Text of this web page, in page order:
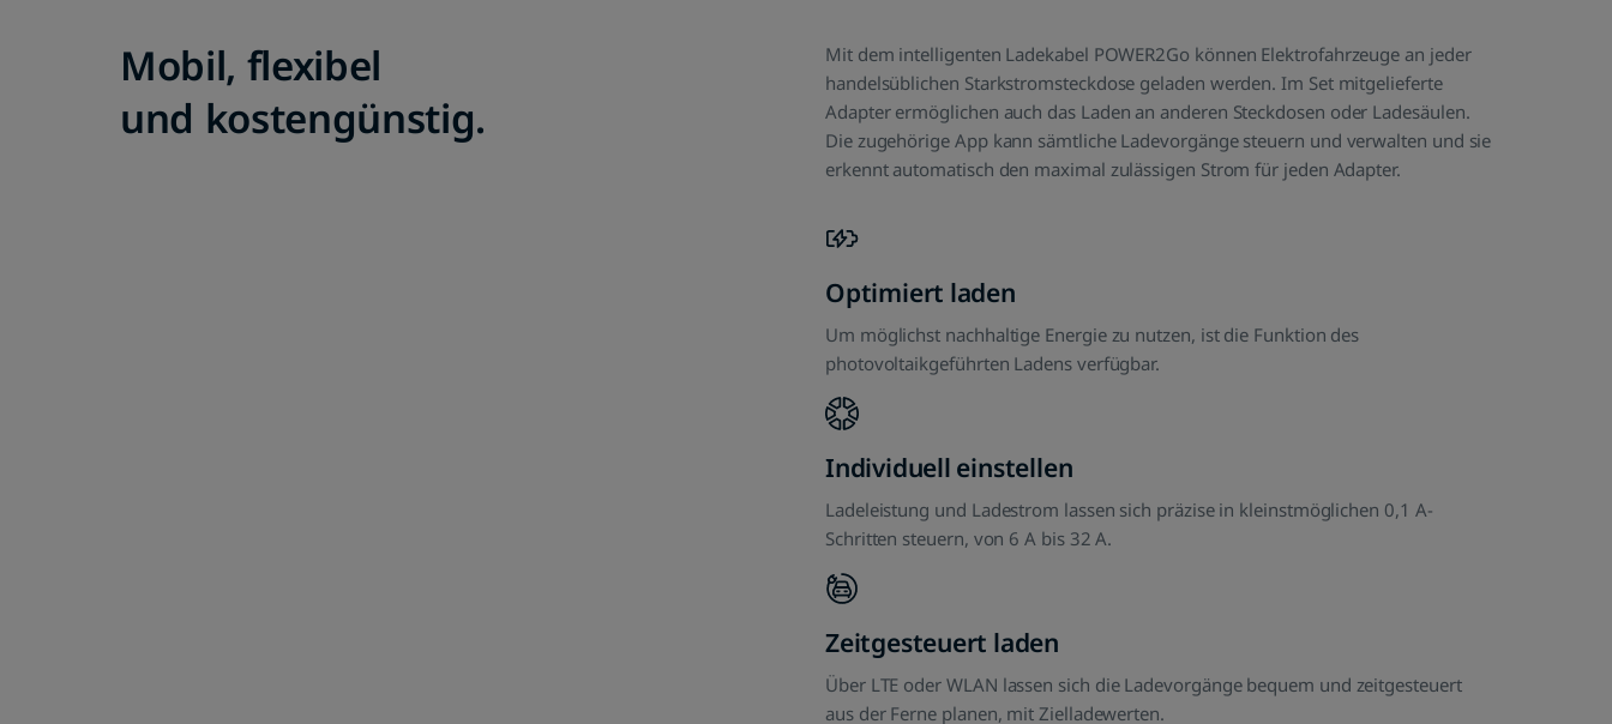
und kostengünstig.
handelsüblichen Starkstromsteckdose geladen werden. Im Set mitgelieferte
Adapter ermöglichen auch das Laden an anderen Steckdosen oder Ladesäulen.
Die zugehörige App kann sämtliche Ladevorgänge steuern und verwalten und sie
erkennt automatisch den maximal zulässigen Strom für jeden Adapter.
Optimiert laden
Um möglichst nachhaltige Energie zu nutzen, ist die Funktion des
photovoltaikgeführten Ladens verfügbar.
Individuell einstellen
Ladeleistung und Ladestrom lassen sich präzise in kleinstmöglichen 0,1 A-
Schritten steuern, von 6 A bis 32 A.
Zeitgesteuert laden
Über LTE oder WLAN lassen sich die Ladevorgänge bequem und zeitgesteuert
aus der Ferne planen, mit Zielladewerten.